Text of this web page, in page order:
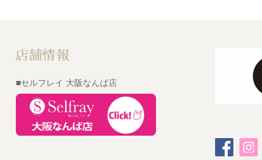
■セルフレイ 大阪なんば店